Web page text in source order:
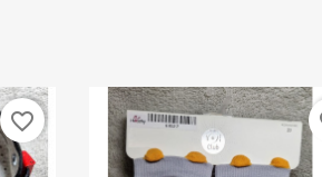
favorite_border